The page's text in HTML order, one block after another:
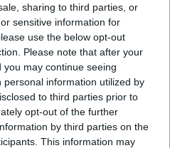
sharing to third parties, or
sensitive information for
use the below opt-out
Please note that after your
may continue seeing
information utilized by
to third parties prior to
opt-out of the further
by third parties on the
This information may
az ellenzéki
a fideszes képviselőt az
kifosztása miatt